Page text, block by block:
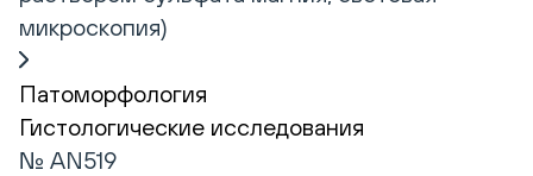
микроскопия)
Патоморфология
Гистологические исследования
№ AN519